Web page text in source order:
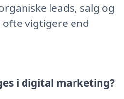
leads, salg og
vigtigere end
i digital marketing?